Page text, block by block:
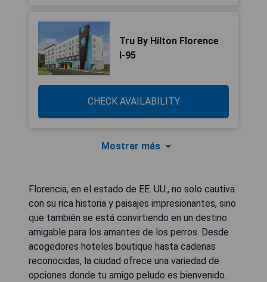
Tru By Hilton Florence
I-95
CHECK AVAILABILITY
Mostrar más
Florencia, en el estado de EE. UU., no solo cautiva
con su rica historia y paisajes impresionantes, sino
que también se está convirtiendo en un destino
amigable para los amantes de los perros. Desde
acogedores hoteles boutique hasta cadenas
reconocidas, la ciudad ofrece una variedad de
opciones donde tu amigo peludo es bienvenido.